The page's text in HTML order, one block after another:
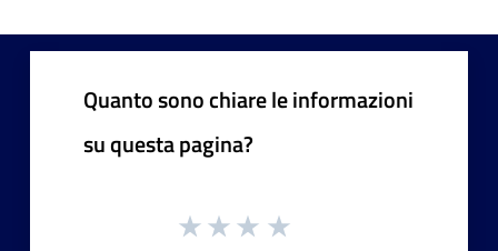
Quanto sono chiare le informazioni
su questa pagina?